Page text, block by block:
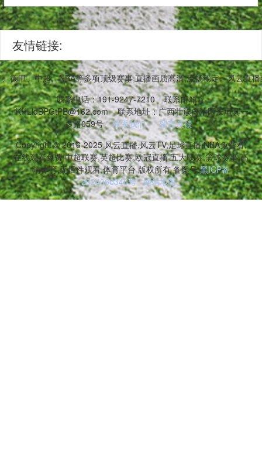
友情链接:
甲、中超、NBA等多项顶级赛事,直播画质高清,流畅稳定。风云
联系电话：191-9247-7210
联系邮箱：
iKHLldBPGtPB@162.com
联系地址：广西壮族自治区长垣县一
多路059号
联系我们
留言反馈
Copyright © 2016-2025 风云直播,风云TV,足球直播,NBA免费看,
在线观看免费,中超联赛,英超比赛,欧冠直播,五大联赛,篮球赛事,高
清体育,无插件观看,体育平台 版权所有 备案号:黑ICP备
2024060340号 网站地图